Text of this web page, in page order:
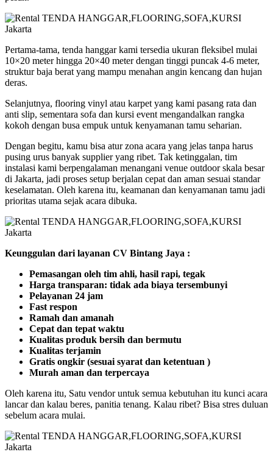
Pertama-tama, tenda hanggar kami tersedia ukuran fleksibel mulai
10×20 meter hingga 20×40 meter dengan tinggi puncak 4-6 meter,
struktur baja berat yang mampu menahan angin kencang dan hujan
deras.
Selanjutnya, flooring vinyl atau karpet yang kami pasang rata dan
anti slip, sementara sofa dan kursi event mengandalkan rangka
kokoh dengan busa empuk untuk kenyamanan tamu seharian.
Dengan begitu, kamu bisa atur zona acara yang jelas tanpa harus
pusing urus banyak supplier yang ribet. Tak ketinggalan, tim
instalasi kami berpengalaman menangani venue outdoor skala besar
di Jakarta, jadi proses setup berjalan cepat dan aman sesuai standar
keselamatan. Oleh karena itu, keamanan dan kenyamanan tamu jadi
prioritas utama sejak acara dibuka.
Keunggulan dari layanan CV Bintang Jaya :
Pemasangan oleh tim ahli, hasil rapi, tegak
Harga transparan: tidak ada biaya tersembunyi
Pelayanan 24 jam
Fast respon
Ramah dan amanah
Cepat dan tepat waktu
Kualitas produk bersih dan bermutu
Kualitas terjamin
Gratis ongkir (sesuai syarat dan ketentuan )
Murah aman dan terpercaya
Oleh karena itu, Satu vendor untuk semua kebutuhan itu kunci acara
lancar dan kalau beres, panitia tenang. Kalau ribet? Bisa stres duluan
sebelum acara mulai.